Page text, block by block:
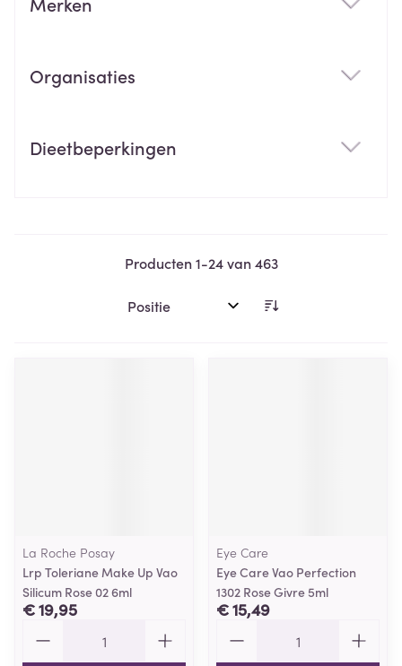
Organisaties
Dieetbeperkingen
Producten1-24van463
Sorteer op:
La Roche Posay
Lrp Toleriane Make Up Vao
Silicum Rose 02 6ml
€ 19,95
Eye Care
Eye Care Vao Perfection
1302 Rose Givre 5ml
€ 15,49